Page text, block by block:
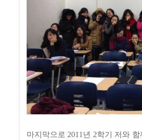
마지막으로 2011년 2학기 저와